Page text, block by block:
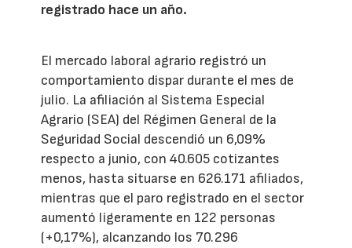
registrado hace un año.
El mercado laboral agrario registró un
comportamiento dispar durante el mes de
julio. La afiliación al Sistema Especial
Agrario (SEA) del Régimen General de la
Seguridad Social descendió un 6,09%
respecto a junio, con 40.605 cotizantes
menos, hasta situarse en 626.171 afiliados,
mientras que el paro registrado en el sector
aumentó ligeramente en 122 personas
(+0,17%), alcanzando los 70.296